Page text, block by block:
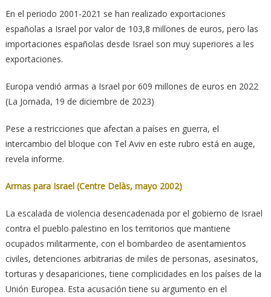
En el periodo 2001-2021 se han realizado exportaciones
españolas a Israel por valor de 103,8 millones de euros, pero las
importaciones españolas desde Israel son muy superiores a les
exportaciones.
Europa vendió armas a Israel por 609 millones de euros en 2022
(La Jornada, 19 de diciembre de 2023)
Pese a restricciones que afectan a países en guerra, el
intercambio del bloque con Tel Aviv en este rubro está en auge,
revela informe.
Armas para Israel (Centre Delàs, mayo 2002)
La escalada de violencia desencadenada por el gobierno de Israel
contra el pueblo palestino en los territorios que mantiene
ocupados militarmente, con el bombardeo de asentamientos
civiles, detenciones arbitrarias de miles de personas, asesinatos,
torturas y desapariciones, tiene complicidades en los países de la
Unión Europea. Esta acusación tiene su argumento en el